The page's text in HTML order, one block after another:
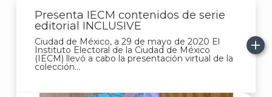
Presenta IECM contenidos de serie
editorial INCLUSIVE
Ciudad de México, a 29 de mayo de 2020 El
Instituto Electoral de la Ciudad de México
(IECM) llevó a cabo la presentación virtual de la
colección...